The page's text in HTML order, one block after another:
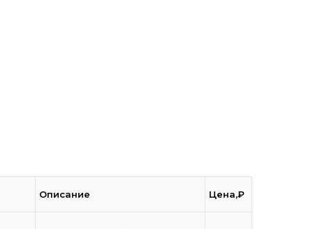
Описание Цена,₽